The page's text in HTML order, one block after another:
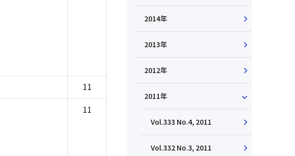
11
11
2014年
2013年
2012年
2011年
Vol.333 No.4, 2011
Vol.332 No.3, 2011